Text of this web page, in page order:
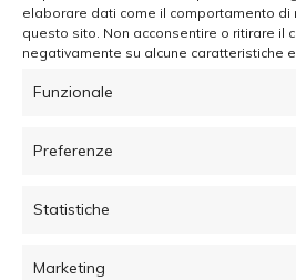
elaborare dati come il comportamento di
questo sito. Non acconsentire o ritirare il
negativamente su alcune caratteristiche
Funzionale
Preferenze
Statistiche
Marketing